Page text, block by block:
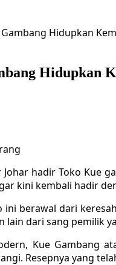
Hidupkan
Hidupkan
Johar hadir Toko
kini kembali hadir
berawal dari
lain dari sang pemilik
Kue Gambang
Resepnya yang